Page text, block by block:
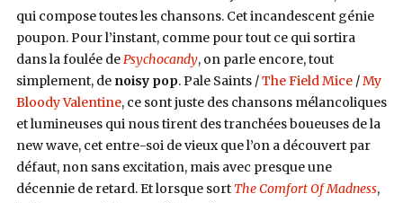
qui compose toutes les chansons. Cet incandescent génie
poupon. Pour l’instant, comme pour tout ce qui sortira
dans la foulée dePsychocandy, on parle encore, tout
simplement, de noisy pop. Pale Saints /The Field Mice/My
Bloody Valentine, ce sont juste des chansons mélancoliques
et lumineuses qui nous tirent des tranchées boueuses de la
new wave, cet entre-soi de vieux que l’on a découvert par
défaut, non sans excitation, mais avec presque une
décennie de retard. Et lorsque sort The Comfort Of Madness,